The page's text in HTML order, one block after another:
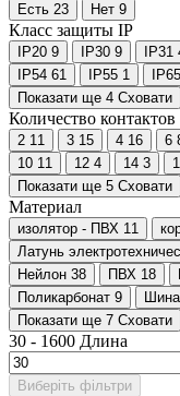
Есть 23 Нет 9
Класс защиты IP
IP20 9 IP30 9 IP31
IP54 61 IP55 1 IP65
Показати ще 4 Сховати
Количество контактов
2 11 3 15 4 16 6
10 11 12 4 14 3
Показати ще 5 Сховати
Материал
изолятор - ПВХ 11
Латунь
Нейлон 38 ПВХ 18
Поликарбонат 9
Показати ще 7 Сховати
30 - 1600 Длина
Виберіть фільтри